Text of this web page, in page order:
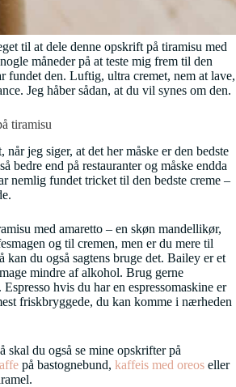
til at dele denne opskrift på tiramisu med
måneder på at teste mig frem til den
fundet den. Luftig, ultra cremet, nem at lave,
Jeg håber sådan, at du vil synes om den.
tiramisu
når jeg siger, at det her måske er den bedste
bedre end på restauranter og måske endda
nemlig fundet tricket til den bedste creme –
med amaretto – en skøn mandellikør,
og til cremen, men er du mere til
kan du også sagtens bruge det. Bailey er et
mindre af alkohol. Brug gerne
hvis du har en espressomaskine er
friskbryggede, du kan komme i nærheden
skal du også se mine opskrifter på
på bastognebund, kaffeis med oreos eller